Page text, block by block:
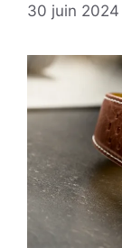
30 juin 2024